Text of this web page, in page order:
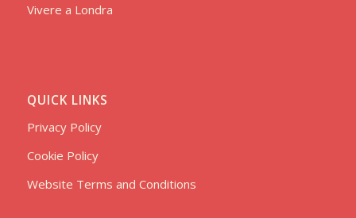
Vivere a Londra
QUICK LINKS
Privacy Policy
Cookie Policy
Website Terms and Conditions